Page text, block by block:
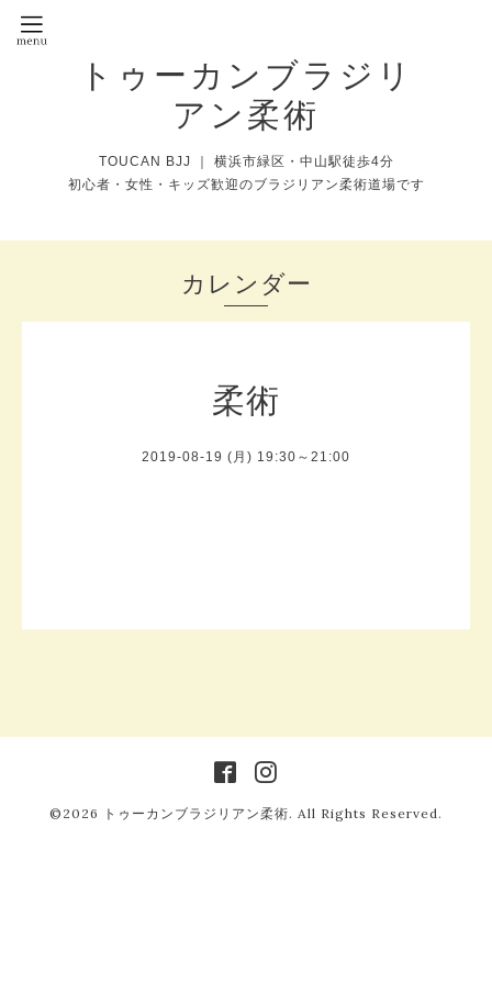
トゥーカンブラジリ
アン柔術
TOUCAN BJJ ｜ 横浜市緑区・中山駅徒歩4分
初心者・女性・キッズ歓迎のブラジリアン柔術道場です
カレンダー
柔術
2019-08-19 (月) 19:30～21:00
©2026 トゥーカンブラジリアン柔術. All Rights Reserved.